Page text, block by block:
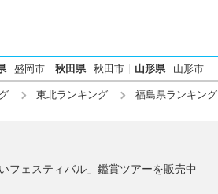
盛岡市 秋田県 秋田市 山形県 山形市
東北ランキング 福島県ランキング
フェスティバル」鑑賞ツアーを販売中